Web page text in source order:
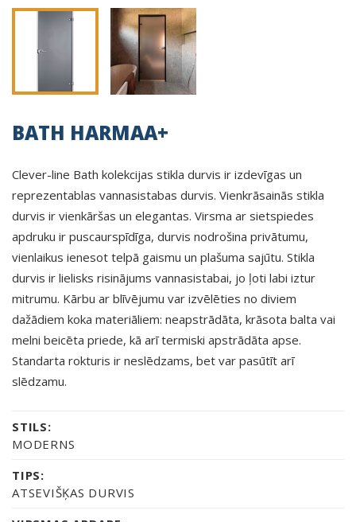
BATH HARMAA+
Clever-line Bath kolekcijas stikla durvis ir izdevīgas un
reprezentablas vannasistabas durvis. Vienkrāsainās stikla
durvis ir vienkāršas un elegantas. Virsma ar sietspiedes
apdruku ir puscaurspīdīga, durvis nodrošina privātumu,
vienlaikus ienesot telpā gaismu un plašuma sajūtu. Stikla
durvis ir lielisks risinājums vannasistabai, jo ļoti labi iztur
mitrumu. Kārbu ar blīvējumu var izvēlēties no diviem
dažādiem koka materiāliem: neapstrādāta, krāsota balta vai
melni beicēta priede, kā arī termiski apstrādāta apse.
Standarta rokturis ir neslēdzams, bet var pasūtīt arī
slēdzamu.
STILS:
MODERNS
TIPS:
ATSEVIŠĶAS DURVIS